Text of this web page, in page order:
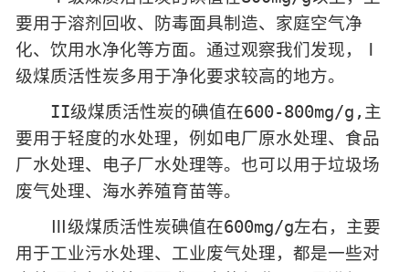
要用于溶剂回收、防毒面具制造、家庭空气净
化、饮用水净化等方面。通过观察我们发现，Ⅰ
级煤质活性炭多用于净化要求较高的地方。
II级煤质活性炭的碘值在600-800mg/g,主
要用于轻度的水处理，例如电厂原水处理、食品
厂水处理、电子厂水处理等。也可以用于垃圾场
废气处理、海水养殖育苗等。
Ⅲ级煤质活性炭碘值在600mg/g左右，主要
用于工业污水处理、工业废气处理，都是一些对